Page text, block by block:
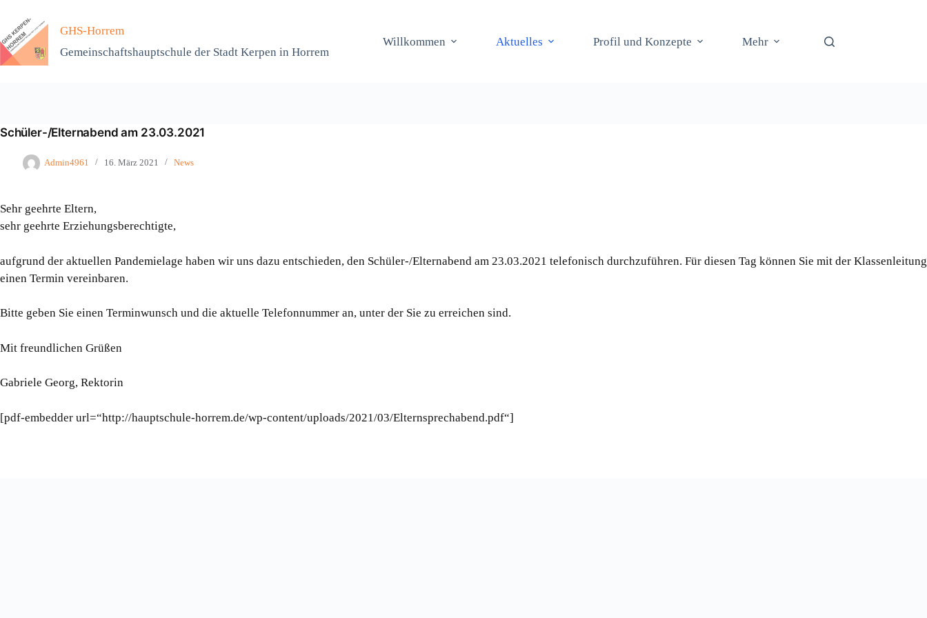
Inhalt
springen
GHS-Horrem
Gemeinschaftshauptschule der Stadt Kerpen in Horrem
Willkommen Aktuelles Profil und Konzepte Mehr
Schüler-/Elternabend am 23.03.2021
Admin4961 16. März 2021 News
Sehr geehrte Eltern,
sehr geehrte Erziehungsberechtigte,
aufgrund der aktuellen Pandemielage haben wir uns dazu entschieden, den Schüler-/Elternabend am 23.03.2021 telefonisch durchzuführen. Für diesen Tag können Sie mit der Klassenleitung
einen Termin vereinbaren.
Bitte geben Sie einen Terminwunsch und die aktuelle Telefonnummer an, unter der Sie zu erreichen sind.
Mit freundlichen Grüßen
Gabriele Georg, Rektorin
[pdf-embedder url=“http://hauptschule-horrem.de/wp-content/uploads/2021/03/Elternsprechabend.pdf“]